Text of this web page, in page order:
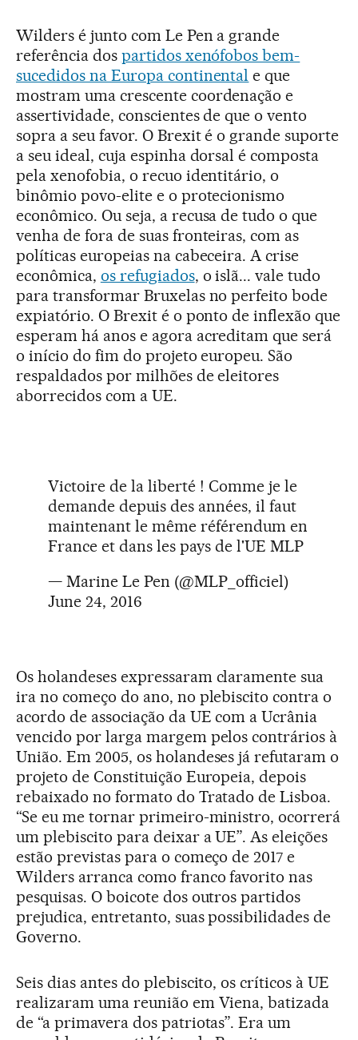
Wilders é junto com Le Pen a grande
referência dos partidos xenófobos bem-
sucedidos na Europa continental e que
mostram uma crescente coordenação e
assertividade, conscientes de que o vento
sopra a seu favor. O Brexit é o grande suporte
a seu ideal, cuja espinha dorsal é composta
pela xenofobia, o recuo identitário, o
binômio povo-elite e o protecionismo
econômico. Ou seja, a recusa de tudo o que
venha de fora de suas fronteiras, com as
políticas europeias na cabeceira. A crise
econômica, os refugiados, o islã... vale tudo
para transformar Bruxelas no perfeito bode
expiatório. O Brexit é o ponto de inflexão que
esperam há anos e agora acreditam que será
o início do fim do projeto europeu. São
respaldados por milhões de eleitores
aborrecidos com a UE.
Victoire de la liberté ! Comme je le
demande depuis des années, il faut
maintenant le même référendum en
France et dans les pays de l'UE MLP
— Marine Le Pen (@MLP_officiel)
June 24, 2016
Os holandeses expressaram claramente sua
ira no começo do ano, no plebiscito contra o
acordo de associação da UE com a Ucrânia
vencido por larga margem pelos contrários à
União. Em 2005, os holandeses já refutaram o
projeto de Constituição Europeia, depois
rebaixado no formato do Tratado de Lisboa.
“Se eu me tornar primeiro-ministro, ocorrerá
um plebiscito para deixar a UE”. As eleições
estão previstas para o começo de 2017 e
Wilders arranca como franco favorito nas
pesquisas. O boicote dos outros partidos
prejudica, entretanto, suas possibilidades de
Governo.
Seis dias antes do plebiscito, os críticos à UE
realizaram uma reunião em Viena, batizada
de “a primavera dos patriotas”. Era um